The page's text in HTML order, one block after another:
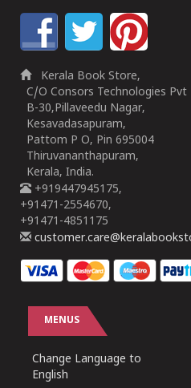
Kerala Book Store,
C/O Consors Technologies Pvt
B-30,Pillaveedu Nagar,
Kesavadasapuram,
Pattom P O, Pin 695004
Thiruvananthapuram,
Kerala, India.
+919447945175,
+91471-2554670,
+91471-4851175
MENUS
Change Language to
English